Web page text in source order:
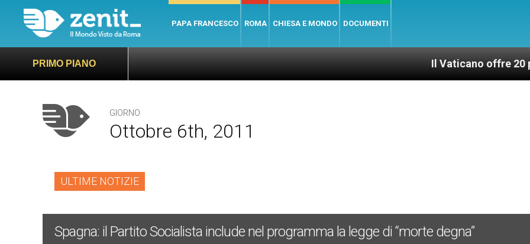
PAPA FRANCESCO ROMA CHIESA E MONDO DOCUMENTI
PRIMO PIANO Il Vaticano offre 20 punti per
GIORNO
Ottobre 6th, 2011
ULTIME NOTIZIE
Spagna: il Partito Socialista include nel programma la legge di “morte degna”